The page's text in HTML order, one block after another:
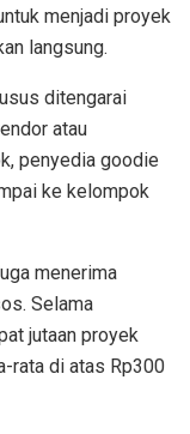
menjadi proyek
langsung.
ditengarai
atau
penyedia goodie
ke kelompok
menerima
Selama
jutaan proyek
rata di atas Rp300